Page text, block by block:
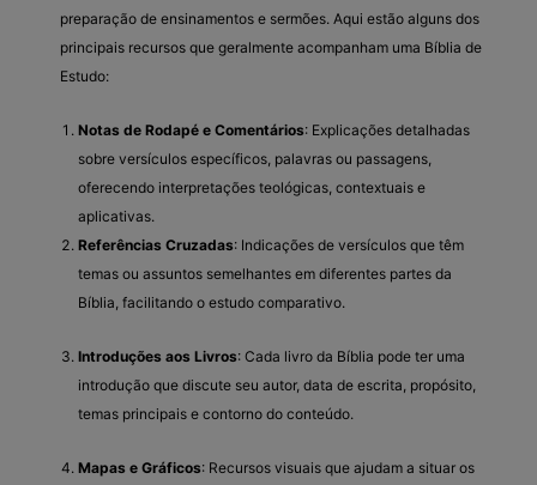
preparação de ensinamentos e sermões. Aqui estão alguns dos
principais recursos que geralmente acompanham uma Bíblia de
Estudo:
Notas de Rodapé e Comentários: Explicações detalhadas
sobre versículos específicos, palavras ou passagens,
oferecendo interpretações teológicas, contextuais e
aplicativas.
Referências Cruzadas: Indicações de versículos que têm
temas ou assuntos semelhantes em diferentes partes da
Bíblia, facilitando o estudo comparativo.
Introduções aos Livros: Cada livro da Bíblia pode ter uma
introdução que discute seu autor, data de escrita, propósito,
temas principais e contorno do conteúdo.
Mapas e Gráficos: Recursos visuais que ajudam a situar os